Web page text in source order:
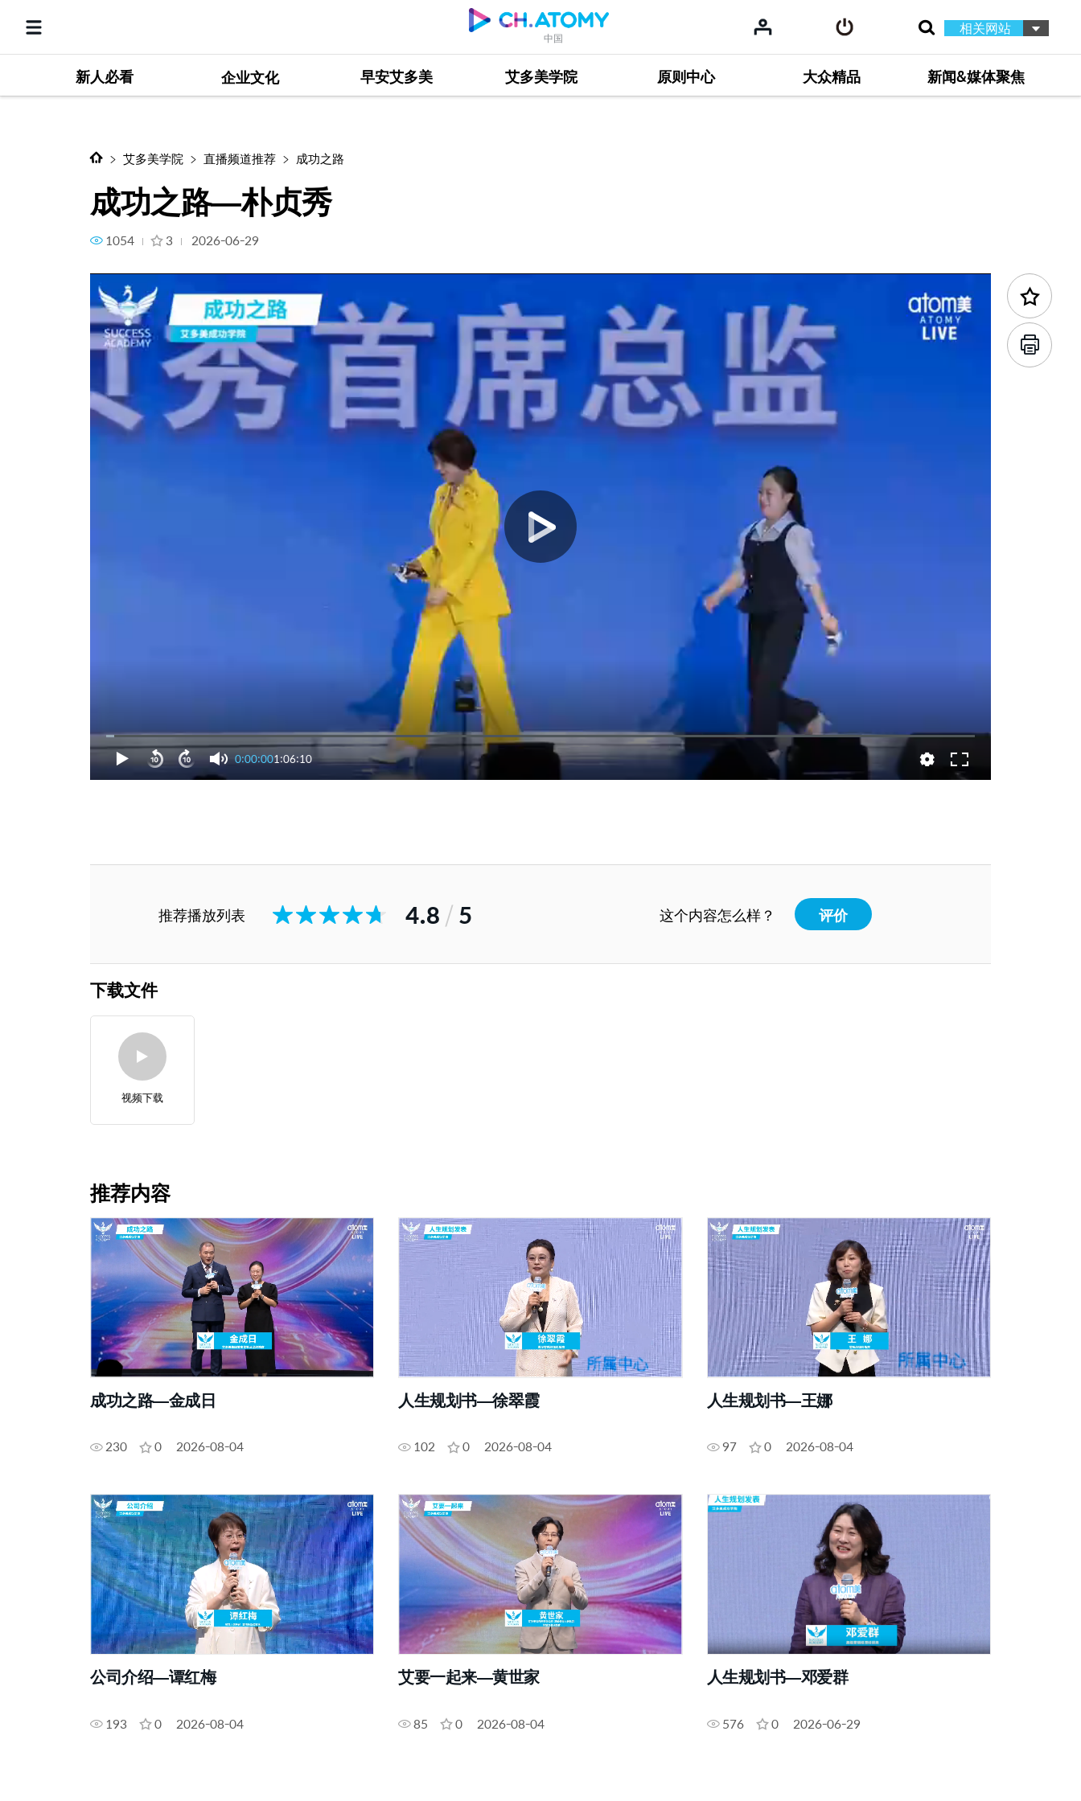
中国 相关网站
新人必看 企业文化 早安艾多美 艾多美学院 原则中心 大众精品 新闻&媒体聚焦
成功之路—朴贞秀
艾多美学院 直播频道推荐 成功之路
成功之路—朴贞秀
1054 3 2026-06-29
0:00:001:06:10
推荐播放列表 4.8/5 这个内容怎么样？ 评价
下载文件
视频下载
推荐内容
成功之路—金成日
230 0 2026-08-04
人生规划书—徐翠霞
102 0 2026-08-04
人生规划书—王娜
97 0 2026-08-04
公司介绍—谭红梅
193 0 2026-08-04
艾要一起来—黄世家
85 0 2026-08-04
人生规划书—邓爱群
576 0 2026-06-29